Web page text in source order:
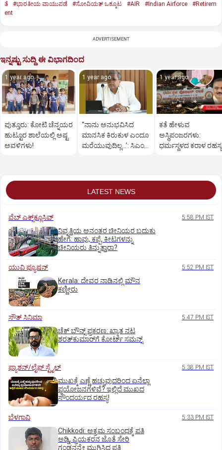
ತೆ
#ಭಾರತೀಯ ವಾಯುಪಡೆ #ಸೋವಿಯತ್‌ ಒಕ್ಕೂಟ #AIR #Indian Airforce
#Retirem
ent
ADVERTISEMENT
ಇನ್ನಷ್ಟು ಸುದ್ದಿ ಈ ವಿಭಾಗದಿಂದ
1 year ago
ಪುತ್ತೂರು: ಕೋಟಿ ಚೆನ್ನಯರ
ಹುಟ್ಟೂರ ಶಾಲೆಯಲ್ಲಿ ಅಷ್ಟ
ಅವಳಿಗಳು!
1 year ago
“ನಾನು ಅನುಭವಿಸಿದ
ಮಾನಸಿಕ ಕಿರುಕುಳ ಎಂದೂ
ಮರೆಯುವುದಿಲ್ಲ…’: ಸಿಎಂ
1 year ago
ಕತೆ ಹೇಳುವ
ಅಸ್ಥಿಪಂಜರಗಳು:
ಧರ್ಮಸ್ಥಳದ‌ ಕರಾಳ ರಹಸ್ಯ
LATEST NEWS
ವೆಬ್ ಎಕ್ಸ್‌ಕ್ಲೂಸಿವ್ 5:58 PM IST
ನಿವೃತ್ತಿಯ ಅನಂತರ ಚೀನಿಯರ ಬದುಕು
ಹೇಗೆ: ಹಾವು, ಕಪ್ಪೆ, ಕೀಟಗಳನ್ನು
ಚೀನಿಯರು ತಿನ್ನುತ್ತಾರಾ?
ಯುವಿ ಫ್ಯೂಷನ್ 5:52 PM IST
Kerala: ದೇವರ ನಾಡಿನಲ್ಲಿ ಮೌನ
ಕಣ್ಣೀರು
ಸೌತ್‌ ಸಿನಿಮಾ 5:47 PM IST
ಚೆಕ್ ಬೌನ್ಸ್ ಪ್ರಕರಣ: ಖ್ಯಾತ ನಟ
ಶರತ್‌ಕುಮಾರ್‌ಗೆ ಕೋರ್ಟ್ ಸಮನ್ಸ್
ಫ್ಯಾಶನ್/ಲೈಫ್‌ ಸ್ಟೈಲ್ 5:38 PM IST
ಮುಖಕ್ಕೆ ಎಣ್ಣೆ ಹಚ್ಚುವುದರಿಂದ ಏನೆಲ್ಲಾ
ಪ್ರಯೋಜನಗಳಿವೆ? ಇಲ್ಲಿದೆ ಮುಖದ
ಸೌಂದರ್ಯದ ರಹಸ್ಯ!
ಬೆಳಗಾವಿ 5:33 PM IST
Chikkodi: ಅಕ್ರಮ ಸಂಬಂಧಕ್ಕೆ ಪತಿ
ಅಡ್ಡಿ, ಪ್ರಿಯಕರನ ಜೊತೆ ಸೇರಿ
ಗಂಡನನ್ನೇ ಮುಗಿಸಿದ ಪತ್ನಿ